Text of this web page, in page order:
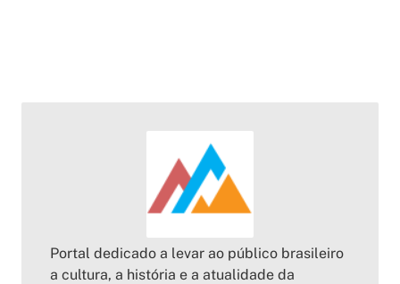
Portal dedicado a levar ao público brasileiro
a cultura, a história e a atualidade da